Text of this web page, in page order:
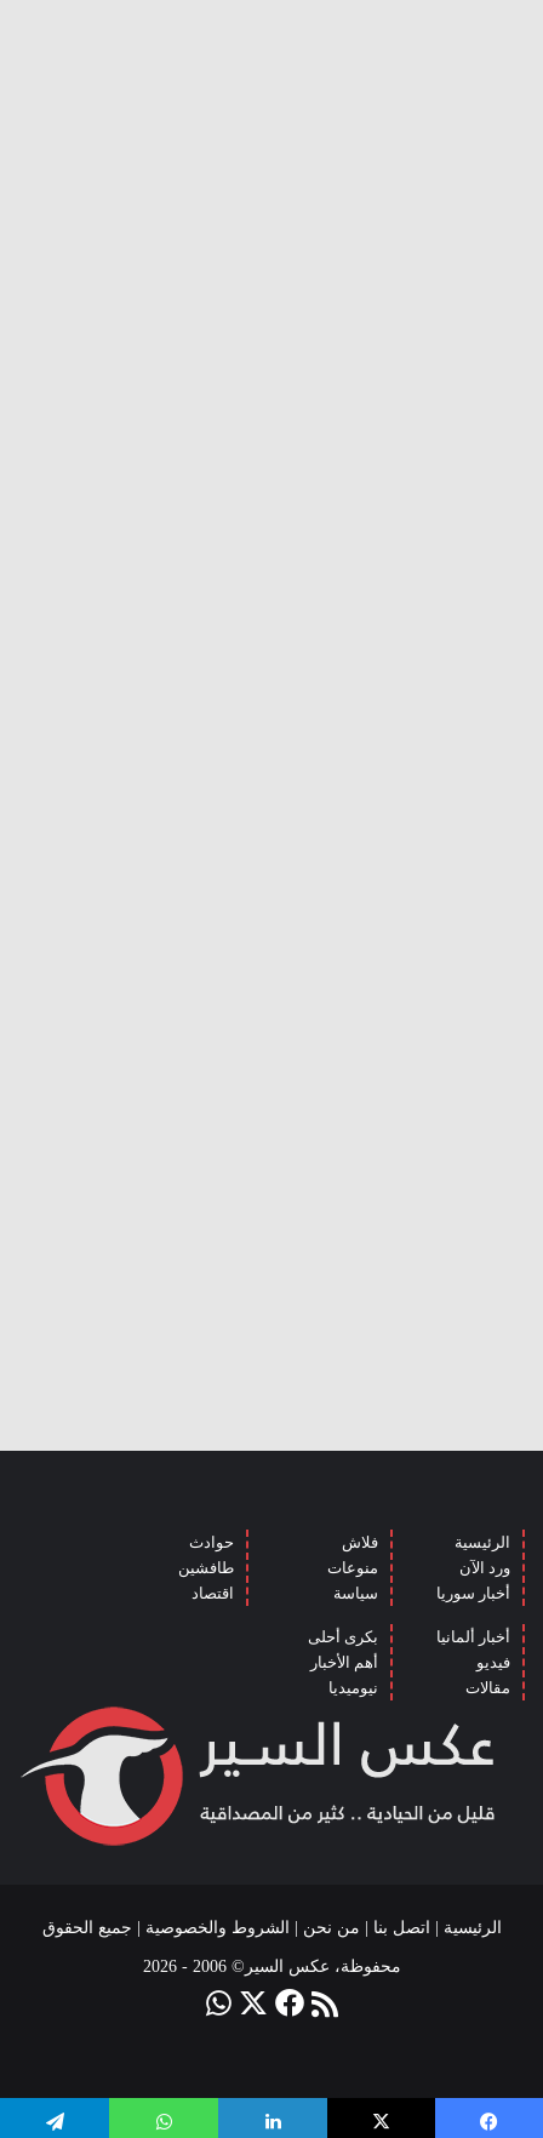
الرئيسية
ورد الآن
أخبار سوريا
فلاش
منوعات
سياسة
حوادث
طافشين
اقتصاد
أخبار ألمانيا
فيديو
مقالات
بكرى أحلى
أهم الأخبار
نيوميديا
الرئيسية اتصل بنا من نحن الشروط والخصوصية | جميع الحقوق
محفوظة، عكس السير© 2006 - 2026